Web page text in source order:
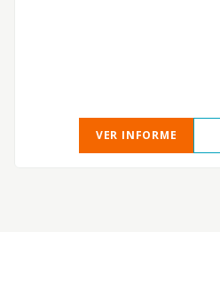
VER INFORME